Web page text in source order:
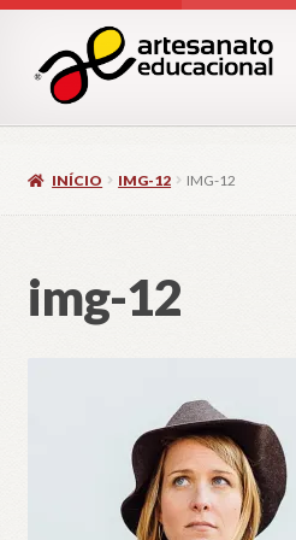
para
navegação
para
conteúdo
INÍCIO IMG-12 IMG-12
img-12